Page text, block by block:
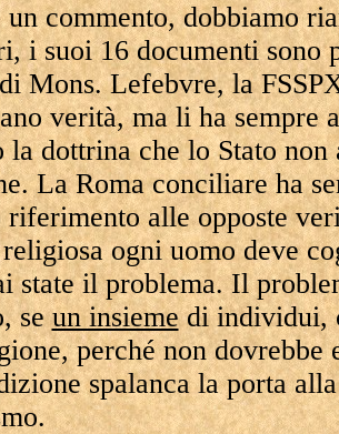
un commento, dobbiamo
i suoi 16 documenti
Mons. Lefebvre, la
verità, ma li ha sempre
la dottrina che lo Stato
La Roma conciliare ha
riferimento alle opposte
ogni uomo deve
state il problema. Il
seun insiemedi individui,
perché non dovrebbe
spalanca la porta